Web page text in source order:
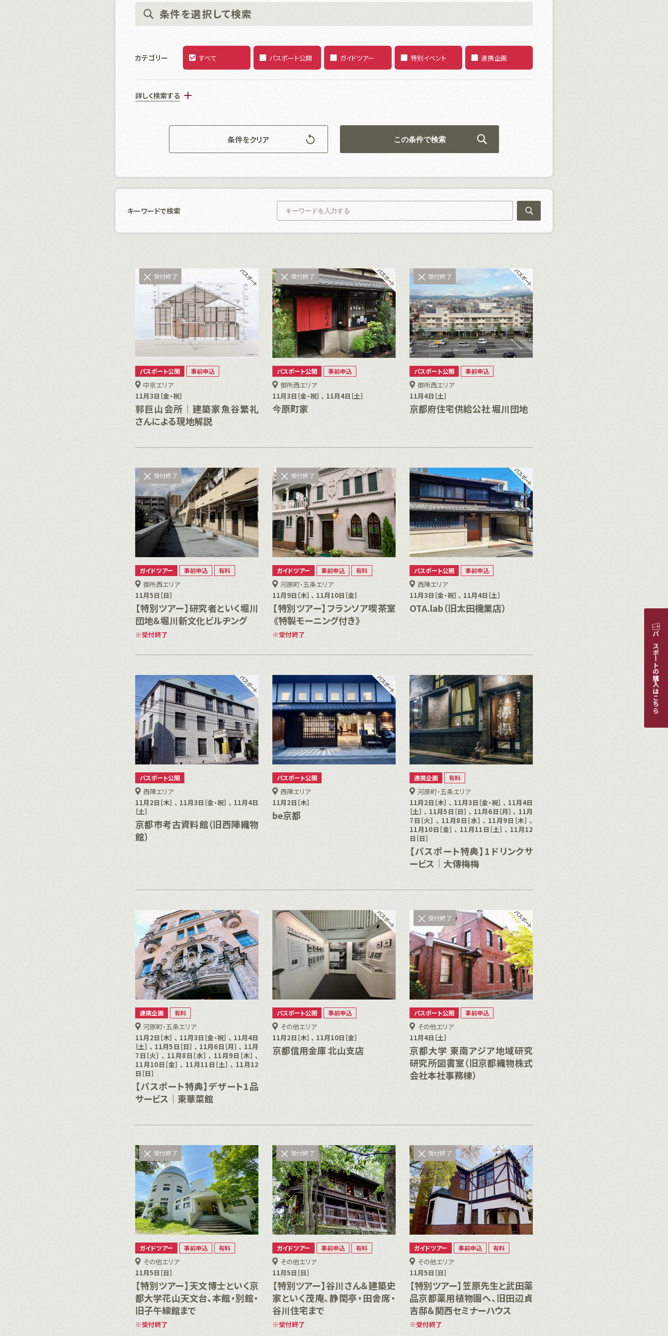
条件を選択して検索
カテゴリー すべて パスポート公開 ガイドツアー 特別イベント 連携企画
条件をクリア この条件で検索
キーワードで検索
受付終了
パスポート公開 事前申込
中京エリア
11月3日［金・祝］
郭巨山会所｜建築家魚谷繁礼
さんによる現地解説
受付終了
パスポート公開 事前申込
御所西エリア
11月3日［金・祝］ 、 11月4日［土］
今原町家
受付終了
パスポート公開 事前申込
御所西エリア
11月4日［土］
京都府住宅供給公社 堀川団地
受付終了
ガイドツアー 事前申込 有料
御所西エリア
11月5日［日］
【特別ツアー】研究者といく堀川
団地＆堀川新文化ビルヂング
受付終了
受付終了
ガイドツアー 事前申込 有料
河原町・五条エリア
11月9日［木］ 、 11月10日［金］
【特別ツアー】フランソア喫茶室
《特製モーニング付き》
受付終了
パスポート公開 事前申込
西陣エリア
11月3日［金・祝］ 、 11月4日［土］
OTA.lab（旧太田機業店）
パスポート公開
西陣エリア
11月2日［木］ 、 11月3日［金・祝］ 、 11月4日
［土］
京都市考古資料館（旧西陣織物
館）
パスポート公開
西陣エリア
11月2日［木］
be京都
連携企画 有料
河原町・五条エリア
11月2日［木］ 、 11月3日［金・祝］ 、 11月4日
［土］ 、 11月5日［日］ 、 11月6日［月］ 、 11月
7日［火］ 、 11月8日［水］ 、 11月9日［木］ 、
11月10日［金］ 、 11月11日［土］ 、 11月12
日［日］
【パスポート特典】1ドリンクサ
ービス｜大傳梅梅
連携企画 有料
河原町・五条エリア
11月2日［木］ 、 11月3日［金・祝］ 、 11月4日
［土］ 、 11月5日［日］ 、 11月6日［月］ 、 11月
7日［火］ 、 11月8日［水］ 、 11月9日［木］ 、
11月10日［金］ 、 11月11日［土］ 、 11月12
日［日］
【パスポート特典】デザート1品
サービス｜東華菜館
パスポート公開 事前申込
その他エリア
11月2日［木］ 、 11月10日［金］
京都信用金庫 北山支店
受付終了
パスポート公開 事前申込
その他エリア
11月4日［土］
京都大学 東南アジア地域研究
研究所図書室（旧京都織物株式
会社本社事務棟）
受付終了
ガイドツアー 事前申込 有料
その他エリア
11月5日［日］
【特別ツアー】天文博士といく京
都大学花山天文台、本館・別館・
旧子午線館まで
受付終了
受付終了
ガイドツアー 事前申込 有料
その他エリア
11月5日［日］
【特別ツアー】谷川さん＆建築史
家といく茂庵、静閑亭・田舎席・
谷川住宅まで
受付終了
受付終了
ガイドツアー 事前申込 有料
その他エリア
11月5日［日］
【特別ツアー】笠原先生と武田薬
品京都薬用植物園へ、旧田辺貞
吉邸＆関西セミナーハウス
受付終了
パスポートの購入はこちら